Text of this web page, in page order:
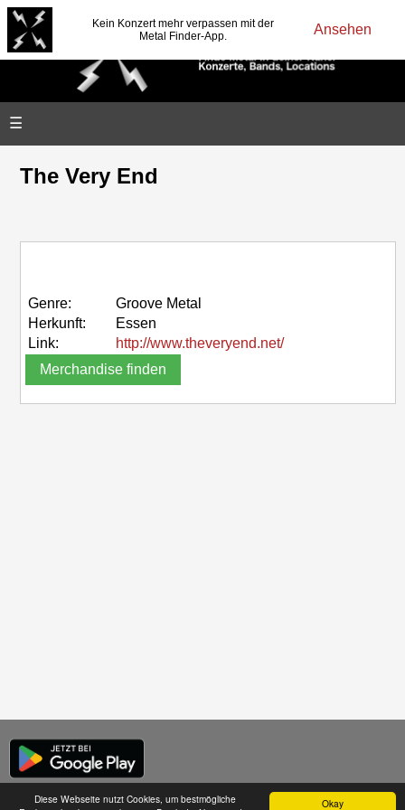
Okay
Diese Webseite nutzt Cookies, um bestmögliche
Kein Konzert mehr verpassen mit der
Metal Finder-App.
Ansehen
☰
The Very End
Genre:
Groove Metal
Herkunft:
Essen
Link:
http://www.theveryend.net/
Merchandise finden